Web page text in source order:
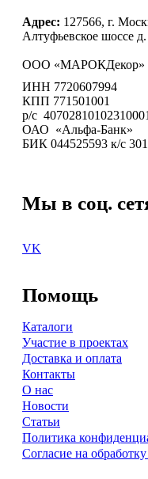
Адрес: 127566, г.
Алтуфьевское шоссе
ООО «МАРОКДекор»
ИНН 7720607994
КПП 771501001
р/с
ОАО «Альфа-Банк»
БИК 044525593 к/с
Мы в соц.
VK
Помощь
Каталоги
Участие в проектах
Доставка и оплата
Контакты
О нас
Новости
Статьи
Политика
Согласие на